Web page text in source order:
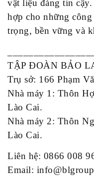
vật liệu đáng tin
hợp cho những
trọng, bền vững và
TẬP ĐOÀN BẢO
Trụ sở: 166 Phạm
Nhà máy 1: Thôn
Lào Cai.
Nhà máy 2: Thôn
Lào Cai.
Liên hệ: 0866 008
Email: